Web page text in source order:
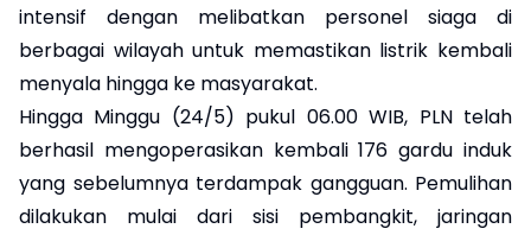
intensif dengan melibatkan personel siaga di
berbagai wilayah untuk memastikan listrik kembali
menyala hingga ke masyarakat.
Hingga Minggu (24/5) pukul 06.00 WIB, PLN telah
berhasil mengoperasikan kembali 176 gardu induk
yang sebelumnya terdampak gangguan. Pemulihan
dilakukan mulai dari sisi pembangkit, jaringan